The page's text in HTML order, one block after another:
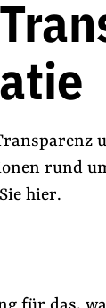
rund
hier.